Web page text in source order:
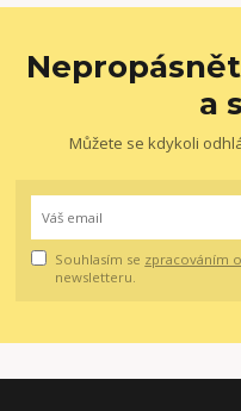
a
Můžete se kdykoli
Souhlasím se zpracováním
newsletteru.